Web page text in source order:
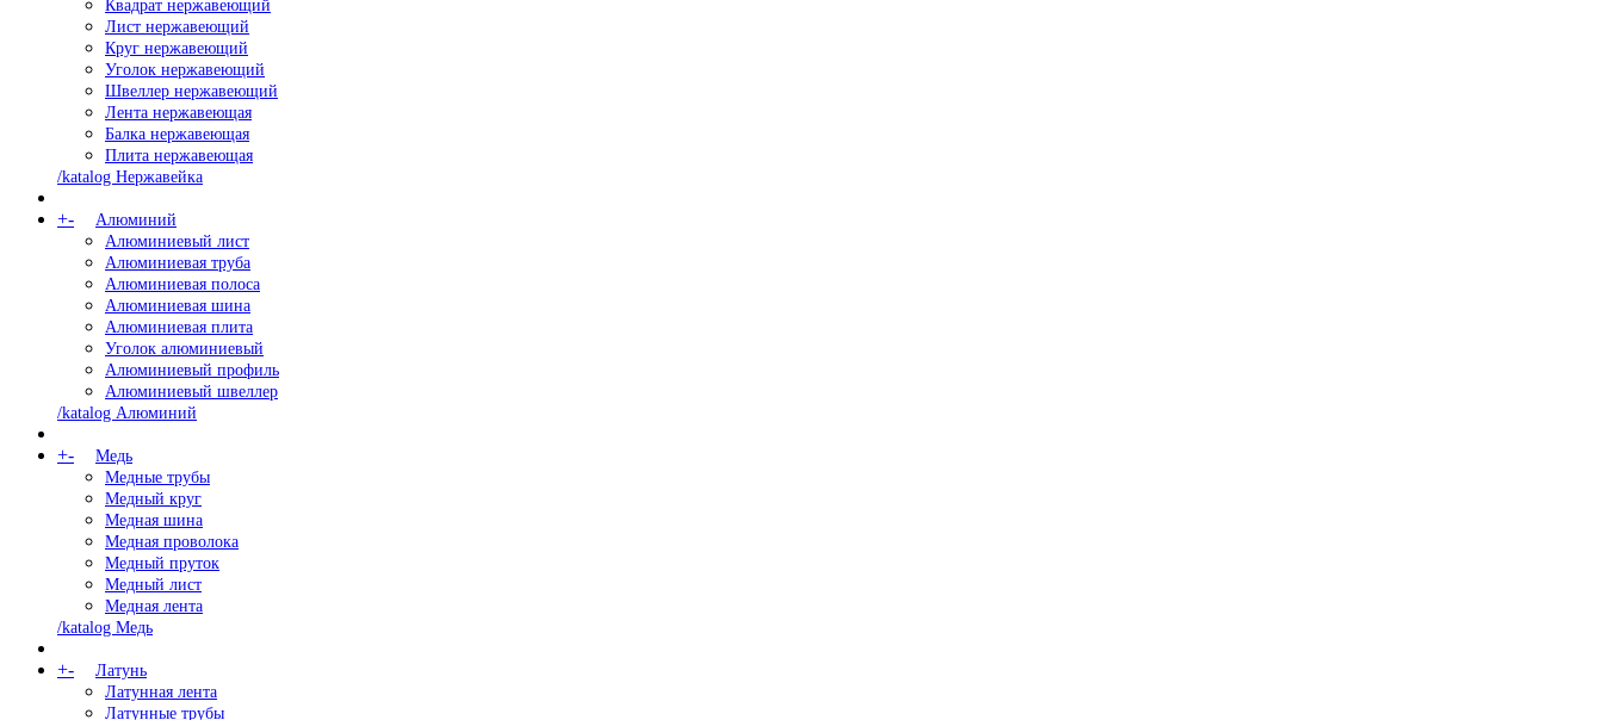
Квадрат нержавеющий
Лист нержавеющий
Круг нержавеющий
Уголок нержавеющий
Швеллер нержавеющий
Лента нержавеющая
Балка нержавеющая
Плита нержавеющая
/katalog Нержавейка
+-
Алюминий
Алюминиевый лист
Алюминиевая труба
Алюминиевая полоса
Алюминиевая шина
Алюминиевая плита
Уголок алюминиевый
Алюминиевый профиль
Алюминиевый швеллер
/katalog Алюминий
+-
Медь
Медные трубы
Медный круг
Медная шина
Медная проволока
Медный пруток
Медный лист
Медная лента
/katalog Медь
+-
Латунь
Латунная лента
Латунные трубы